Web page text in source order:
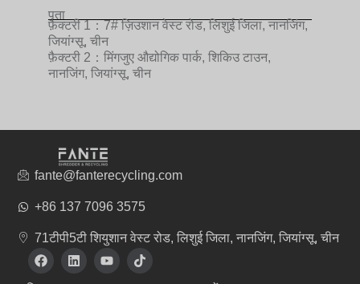
पता
फ़ैक्टरी 1：7# ज़िउशान वेस्ट रोड, लिशुई जिला, नानजिंग,
जियांग्सू, चीन
फ़ैक्टरी 2：मिंगजुए औद्योगिक पार्क, शिकिउ टाउन,
नानजिंग, जियांग्सू, चीन
fante@fanterecycling.com
+86 137 7096 3575
71टीपी5टी शियुशान वेस्ट रोड, लिशुई जिला, नानजिंग, जियांग्सू, चीन
फे
स
L
i
यू
ट्यू
टि
क